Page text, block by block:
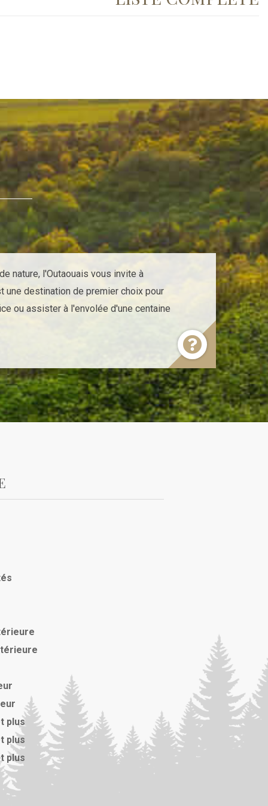
nature, l'Outaouais vous invite à
une destination de premier choix pour
ou assister à l'envolée d'une centaine
plus
plus
plus